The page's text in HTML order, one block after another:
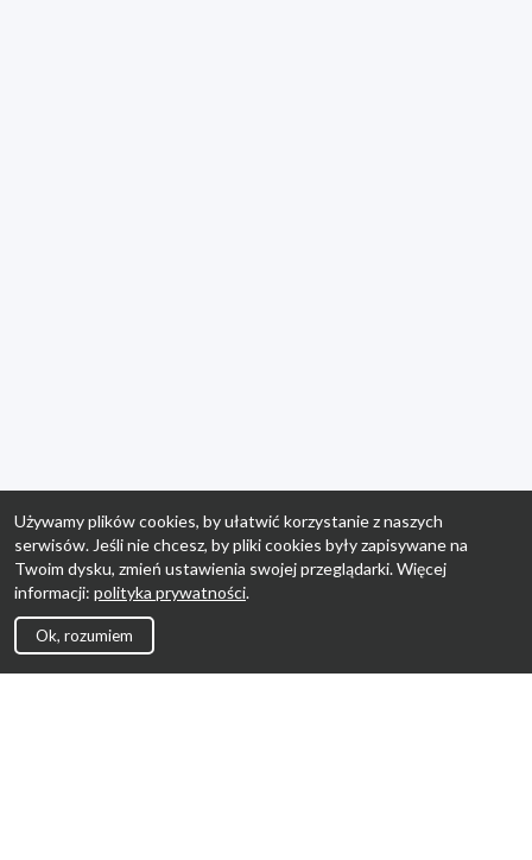
Używamy plików cookies, by ułatwić korzystanie z naszych
serwisów. Jeśli nie chcesz, by pliki cookies były zapisywane na
Twoim dysku, zmień ustawienia swojej przeglądarki. Więcej
informacji: polityka prywatności.
Ok, rozumiem